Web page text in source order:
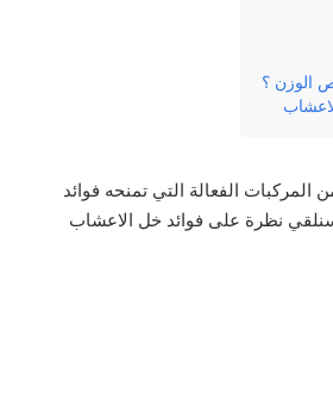
الوزن ؟
المركبات الفعالة التي تمنحه فوائد
نظرة على فوائد خل الاعشاب